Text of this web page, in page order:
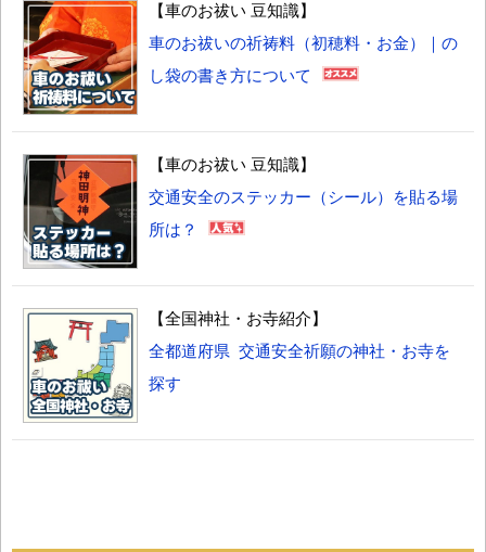
【車のお祓い 豆知識】
車のお祓いの祈祷料（初穂料・お金）｜の
し袋の書き方について
【車のお祓い 豆知識】
交通安全のステッカー（シール）を貼る場
所は？
【全国神社・お寺紹介】
全都道府県 交通安全祈願の神社・お寺を
探す